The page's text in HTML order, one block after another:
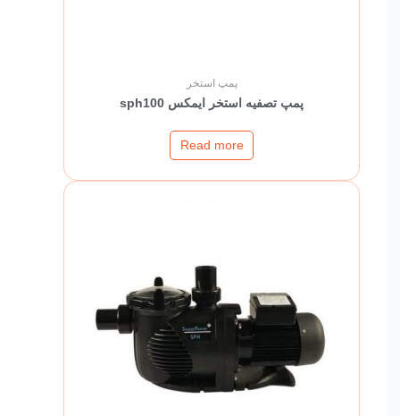
پمپ استخر
پمپ تصفیه استخر ایمکس sph100
Read more